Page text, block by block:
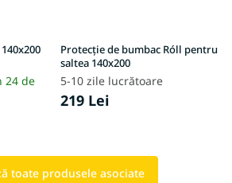
24 de
Protecție de bumbac Róll pentru
saltea 140x200
5-10 zile lucrătoare
219 Lei
toate produsele asociate